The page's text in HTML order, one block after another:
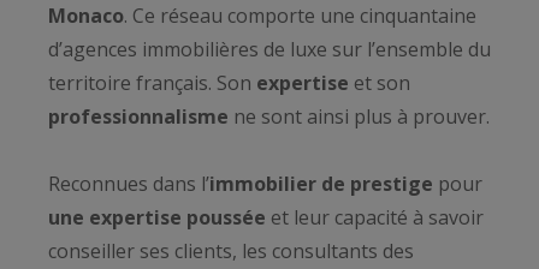
Monaco. Ce réseau comporte une cinquantaine
d’agences immobilières de luxe sur l’ensemble du
territoire français. Son expertise et son
professionnalisme ne sont ainsi plus à prouver.
Reconnues dans l’immobilier de prestige pour
une expertise poussée et leur capacité à savoir
conseiller ses clients, les consultants des